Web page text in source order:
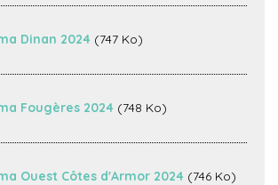
Dinan 2024 (747 Ko)
Fougères 2024 (748 Ko)
Ouest Côtes d'Armor 2024 (746 Ko)